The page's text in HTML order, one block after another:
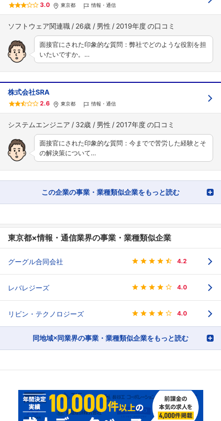
3.0 東京都 情報・通信
ソフトウェア関連職 26歳 男性 2019年度
面接官にされた印象的な質問：弊社でどのような役割を担
いたいですか。…
株式会社SRA
2.6 東京都 情報・通信
システムエンジニア 32歳 男性 2017年度
面接官にされた印象的な質問：今までで苦労した経験とそ
の解決策について…
この企業の事業・業種類似企業をもっと読む
東京都×情報・通信業界の事業・業種類似企業
グーグル合同会社 4.2
レバレジーズ 4.0
リビン・テクノロジーズ 4.0
同地域×同業界の事業・業種類似企業をもっと読む